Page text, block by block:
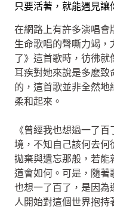
只要活著，就能遇見
在網路上有許多演唱會
生命歌唱的聲嘶力竭，
了》這首歌時，彷彿就
耳疾對她來說是多麽致
的，這首歌並非全然地
柔和起來。
《曾經我也想過一了
境，不知自己該何去何
拋棄與遺忘那般，若能
道會如何。可是，隨著
也想一了百了，是因為
人開始對這個世界抱